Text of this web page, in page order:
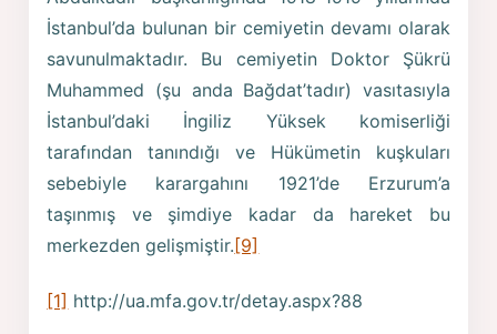
İstanbul’da bulunan bir cemiyetin devamı olarak
savunulmaktadır. Bu cemiyetin Doktor Şükrü
Muhammed (şu anda Bağdat’tadır) vasıtasıyla
İstanbul’daki İngiliz Yüksek komiserliği
tarafından tanındığı ve Hükümetin kuşkuları
sebebiyle karargahını 1921’de Erzurum’a
taşınmış ve şimdiye kadar da hareket bu
merkezden gelişmiştir. [9]
[1] http://ua.mfa.gov.tr/detay.aspx?88